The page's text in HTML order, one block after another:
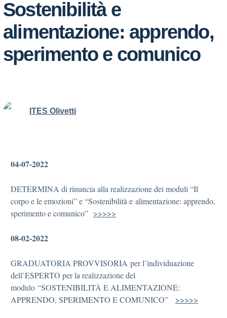
Sostenibilità e
alimentazione: apprendo,
sperimento e comunico
ITES Olivetti
04-07-2022
DETERMINA di rinuncia alla realizzazione dei moduli “Il
corpo e le emozioni” e “Sostenibilità e alimentazione: apprendo,
sperimento e comunico” >>>>>
08-02-2022
GRADUATORIA PROVVISORIA per l’individuazione
dell’ESPERTO per la realizzazione del
modulo “SOSTENIBILITÀ E ALIMENTAZIONE:
APPRENDO, SPERIMENTO E COMUNICO” >>>>>